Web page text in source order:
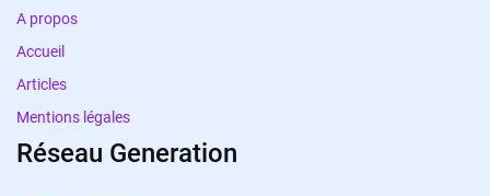
A propos
Accueil
Articles
Mentions légales
Réseau Generation